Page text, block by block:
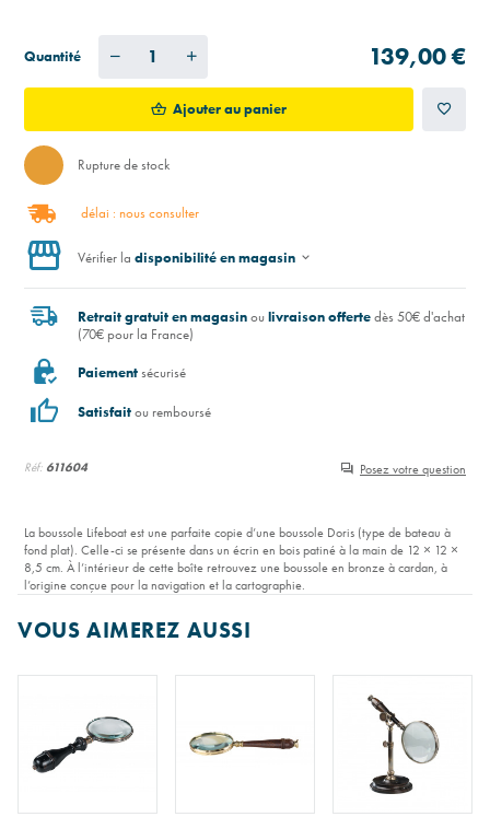
Réf: 611604 Posez votre question
La boussole Lifeboat est une parfaite copie d’une boussole Doris (type de bateau à
fond plat). Celle-ci se présente dans un écrin en bois patiné à la main de 12 × 12 ×
8,5 cm. À l’intérieur de cette boîte retrouvez une boussole en bronze à cardan, à
l’origine conçue pour la navigation et la cartographie.
Quantité 139,00 €
Ajouter au panier
Rupture de stock
délai : nous consulter
Vérifier la disponibilité en magasin
Retrait gratuit en magasinoulivraison offertedès 50€ d'achat
(70€ pour la France)
Paiementsécurisé
Satisfaitou remboursé
VOUS AIMEREZ AUSSI